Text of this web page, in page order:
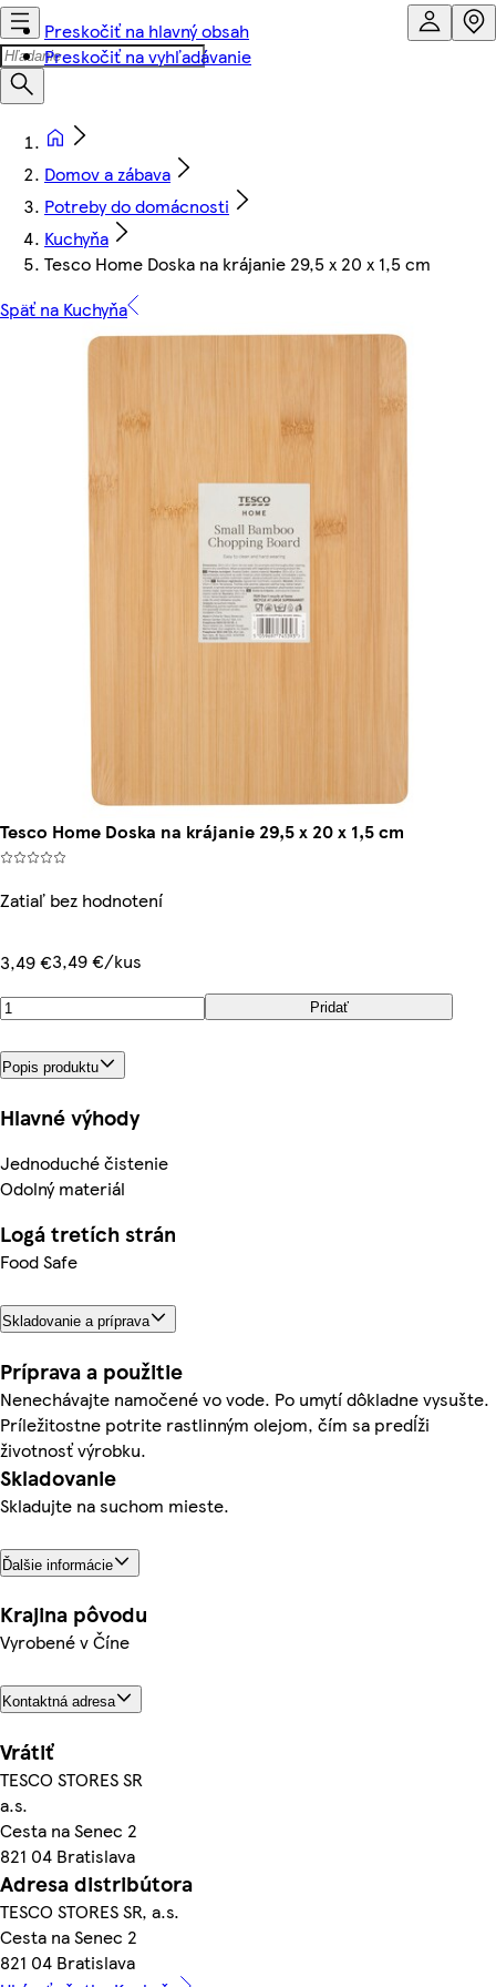
Preskočiť na hlavný obsah
Preskočiť na vyhľadávanie
Domov a zábava
Potreby do domácnosti
Kuchyňa
Tesco Home Doska na krájanie 29,5 x 20 x 1,5 cm
Späť na Kuchyňa
Tesco Home Doska na krájanie 29,5 x 20 x 1,5 cm
Zatiaľ bez hodnotení
3,49 €3,49 €/kus
Pridať
Popis produktu
Hlavné výhody
Jednoduché čistenie
Odolný materiál
Logá tretích strán
Food Safe
Skladovanie a príprava
Príprava a použitie
Nenechávajte namočené vo vode. Po umytí dôkladne vysušte.
Príležitostne potrite rastlinným olejom, čím sa predĺži
životnosť výrobku.
Skladovanie
Skladujte na suchom mieste.
Ďalšie informácie
Krajina pôvodu
Vyrobené v Číne
Kontaktná adresa
Vrátiť
TESCO STORES SR
a.s.
Cesta na Senec 2
821 04 Bratislava
Adresa distribútora
TESCO STORES SR, a.s.
Cesta na Senec 2
821 04 Bratislava